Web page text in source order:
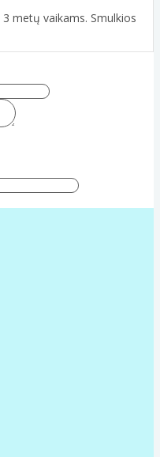
metų vaikams. Smulkios